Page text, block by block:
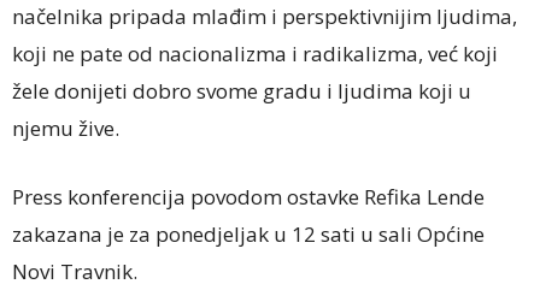
načelnika pripada mlađim i perspektivnijim ljudima,
koji ne pate od nacionalizma i radikalizma, već koji
žele donijeti dobro svome gradu i ljudima koji u
njemu žive.
Press konferencija povodom ostavke Refika Lende
zakazana je za ponedjeljak u 12 sati u sali Općine
Novi Travnik.